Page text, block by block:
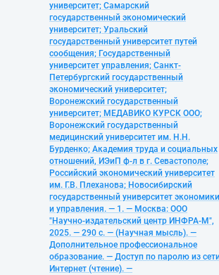
университет; Самарский
государственный экономический
университет; Уральский
государственный университет путей
сообщения; Государственный
университет управления; Санкт-
Петербургский государственный
экономический университет;
Воронежский государственный
университет; МЕДАВИКО КУРСК ООО;
Воронежский государственный
медицинский университет им. Н.Н.
Бурденко; Академия труда и социальных
отношений, ИЭиП ф-л в г. Севастополе;
Российский экономический университет
им. Г.В. Плеханова; Новосибирский
государственный университет экономики
и управления. — 1. — Москва: ООО
"Научно-издательский центр ИНФРА-М",
2025. — 290 с. — (Научная мысль). —
Дополнительное профессиональное
образование. — Доступ по паролю из
Интернет (чтение). —